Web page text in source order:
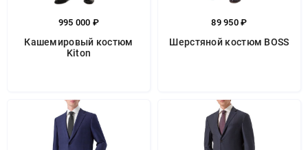
995 000 ₽
Кашемировый костюм
Kiton
89 950 ₽
Шерстяной костюм BOSS